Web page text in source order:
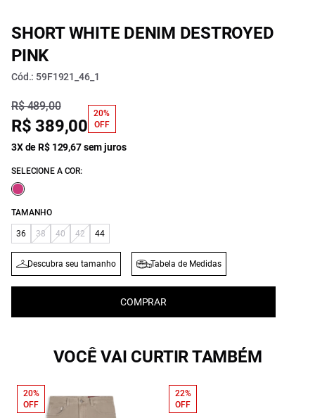
SHORT WHITE DENIM DESTROYED
PINK
Cód.: 59F1921_46_1
R$ 489,00
R$ 389,00
20%
OFF
3X de R$ 129,67 sem juros
SELECIONE A COR:
TAMANHO
36 38 40 42 44
Descubra seu tamanho Tabela de Medidas
COMPRAR
VOCÊ VAI CURTIR TAMBÉM
20%
OFF
22%
OFF